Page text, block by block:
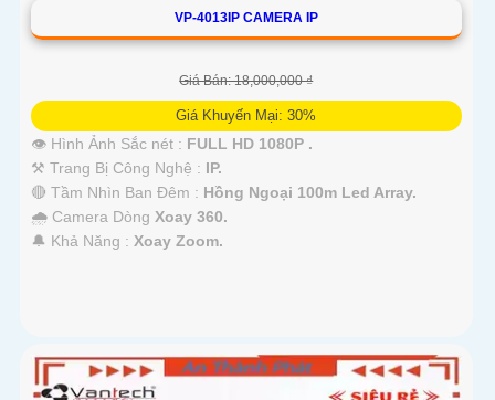
VP-4013IP CAMERA IP
Giá Bán: 18,000,000 ₫
Giá Khuyến Mại: 30%
👁 Hình Ảnh Sắc nét : FULL HD 1080P .
⚒ Trang Bị Công Nghệ : IP.
🔴 Tầm Nhìn Ban Đêm : Hồng Ngoại 100m Led Array.
🌧️ Camera Dòng Xoay 360.
️🔔 Khả Năng : Xoay Zoom.